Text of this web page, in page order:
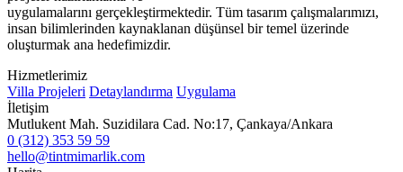
uygulamalarını gerçekleştirmektedir. Tüm tasarım çalışmalarımızı,
insan bilimlerinden kaynaklanan düşünsel bir temel üzerinde
oluşturmak ana hedefimizdir.
Hizmetlerimiz
Villa Projeleri Detaylandırma Uygulama
İletişim
Mutlukent Mah. Suzidilara Cad. No:17, Çankaya/Ankara
0 (312) 353 59 59
hello@tintmimarlik.com